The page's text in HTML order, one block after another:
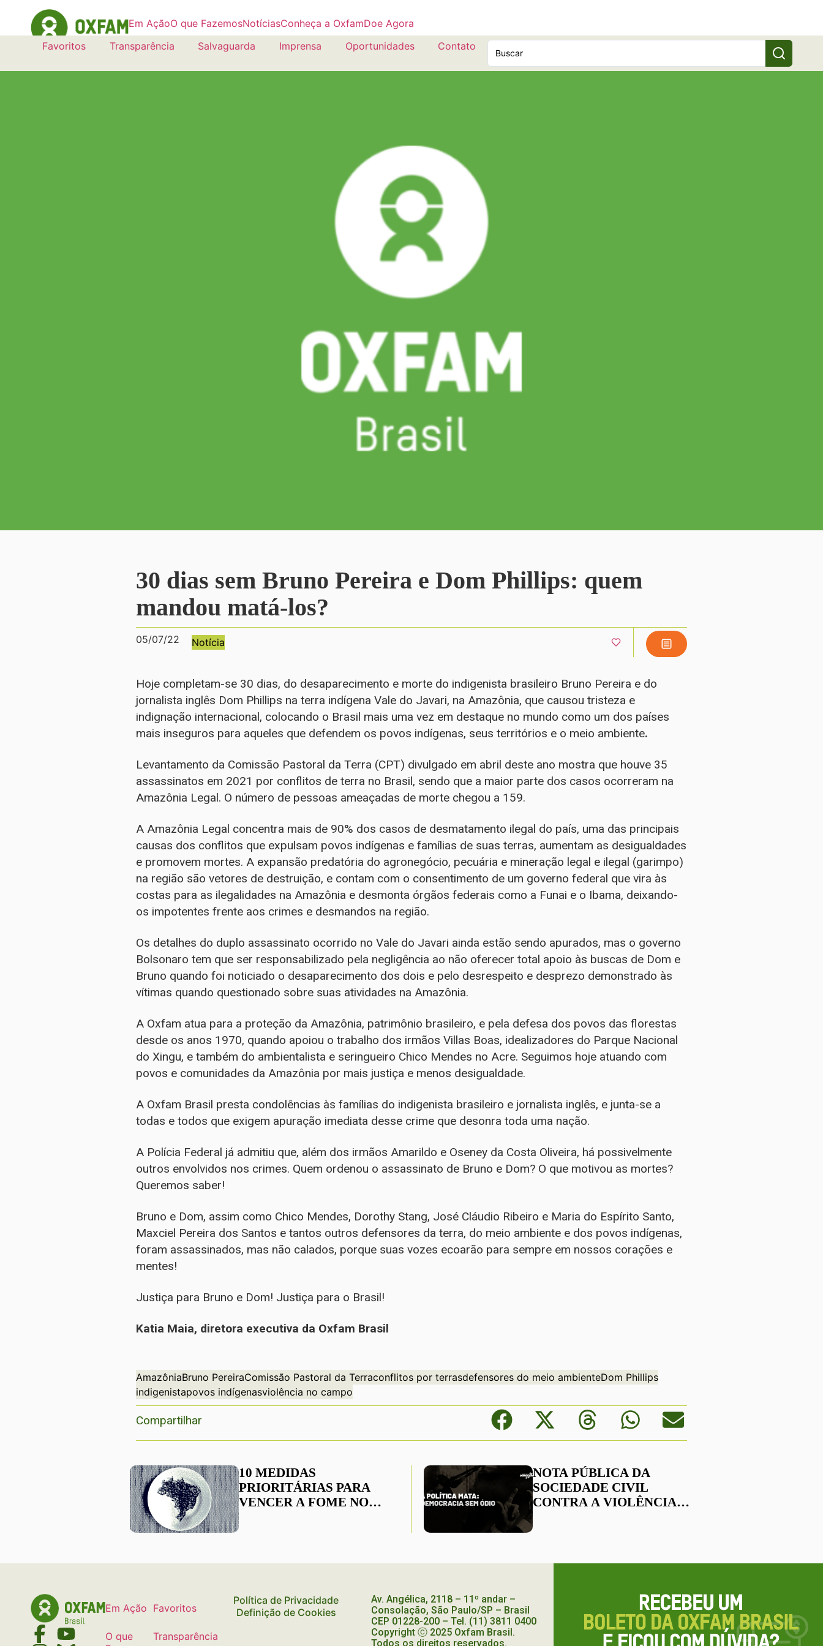
Em AçãoO que FazemosNotíciasConheça a OxfamDoe Agora
Favoritos
Transparência Salvaguarda Imprensa Oportunidades Contato
30 dias sem Bruno Pereira e Dom Phillips: quem
mandou matá-los?
05/07/22 Notícia
Hoje completam-se 30 dias, do desaparecimento e morte do indigenista brasileiro Bruno Pereira e do
jornalista inglês Dom Phillips na terra indígena Vale do Javari, na Amazônia, que causou tristeza e
indignação internacional, colocando o Brasil mais uma vez em destaque no mundo como um dos países
mais inseguros para aqueles que defendem os povos indígenas, seus territórios e o meio ambiente.
Levantamento da Comissão Pastoral da Terra (CPT) divulgado em abril deste ano mostra que houve 35
assassinatos em 2021 por conflitos de terra no Brasil, sendo que a maior parte dos casos ocorreram na
Amazônia Legal. O número de pessoas ameaçadas de morte chegou a 159.
A Amazônia Legal concentra mais de 90% dos casos de desmatamento ilegal do país, uma das principais
causas dos conflitos que expulsam povos indígenas e famílias de suas terras, aumentam as desigualdades
e promovem mortes. A expansão predatória do agronegócio, pecuária e mineração legal e ilegal (garimpo)
na região são vetores de destruição, e contam com o consentimento de um governo federal que vira às
costas para as ilegalidades na Amazônia e desmonta órgãos federais como a Funai e o Ibama, deixando-
os impotentes frente aos crimes e desmandos na região.
Os detalhes do duplo assassinato ocorrido no Vale do Javari ainda estão sendo apurados, mas o governo
Bolsonaro tem que ser responsabilizado pela negligência ao não oferecer total apoio às buscas de Dom e
Bruno quando foi noticiado o desaparecimento dos dois e pelo desrespeito e desprezo demonstrado às
vítimas quando questionado sobre suas atividades na Amazônia.
A Oxfam atua para a proteção da Amazônia, patrimônio brasileiro, e pela defesa dos povos das florestas
desde os anos 1970, quando apoiou o trabalho dos irmãos Villas Boas, idealizadores do Parque Nacional
do Xingu, e também do ambientalista e seringueiro Chico Mendes no Acre. Seguimos hoje atuando com
povos e comunidades da Amazônia por mais justiça e menos desigualdade.
A Oxfam Brasil presta condolências às famílias do indigenista brasileiro e jornalista inglês, e junta-se a
todas e todos que exigem apuração imediata desse crime que desonra toda uma nação.
A Polícia Federal já admitiu que, além dos irmãos Amarildo e Oseney da Costa Oliveira, há possivelmente
outros envolvidos nos crimes. Quem ordenou o assassinato de Bruno e Dom? O que motivou as mortes?
Queremos saber!
Bruno e Dom, assim como Chico Mendes, Dorothy Stang, José Cláudio Ribeiro e Maria do Espírito Santo,
Maxciel Pereira dos Santos e tantos outros defensores da terra, do meio ambiente e dos povos indígenas,
foram assassinados, mas não calados, porque suas vozes ecoarão para sempre em nossos corações e
mentes!
Justiça para Bruno e Dom! Justiça para o Brasil!
Katia Maia, diretora executiva da Oxfam Brasil
AmazôniaBruno PereiraComissão Pastoral da Terraconflitos por terrasdefensores do meio ambienteDom Phillips
indigenistapovos indígenasviolência no campo
Compartilhar
10 MEDIDAS
PRIORITÁRIAS PARA
VENCER A FOME NO
NOTA PÚBLICA DA
SOCIEDADE CIVIL
CONTRA A VIOLÊNCIA
Em Ação
O que
Favoritos
Transparência
Política de Privacidade
Definição de Cookies
Av. Angélica, 2118 – 11º andar –
Consolação, São Paulo/SP – Brasil
CEP 01228-200 – Tel. (11) 3811 0400
Copyright ⓒ 2025 Oxfam Brasil.
Todos os direitos reservados.